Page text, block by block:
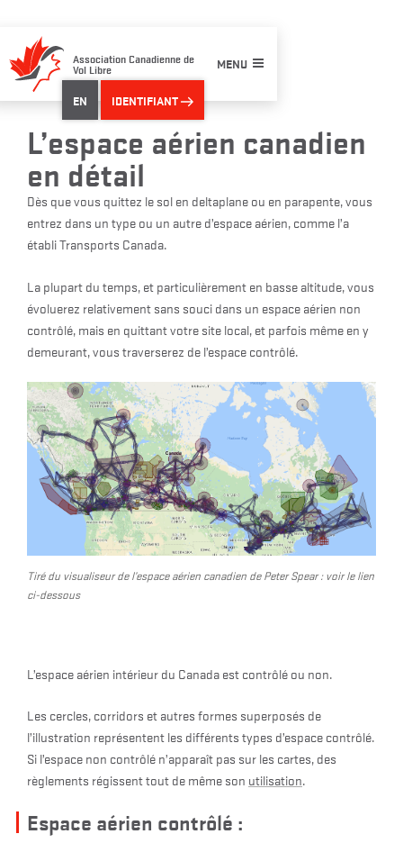
content
Association Canadienne de
Vol Libre MENU
EN IDENTIFIANT
L’espace aérien canadien
en détail
Dès que vous quittez le sol en deltaplane ou en parapente, vous
entrez dans un type ou un autre d’espace aérien, comme l’a
établi Transports Canada.
La plupart du temps, et particulièrement en basse altitude, vous
évoluerez relativement sans souci dans un espace aérien non
contrôlé, mais en quittant votre site local, et parfois même en y
demeurant, vous traverserez de l’espace contrôlé.
Tiré du visualiseur de l’espace aérien canadien de Peter Spear : voir le lien
ci-dessous
L’espace aérien intérieur du Canada est contrôlé ou non.
Les cercles, corridors et autres formes superposés de
l’illustration représentent les différents types d’espace contrôlé.
Si l’espace non contrôlé n’apparaît pas sur les cartes, des
règlements régissent tout de même son utilisation.
Espace aérien contrôlé :